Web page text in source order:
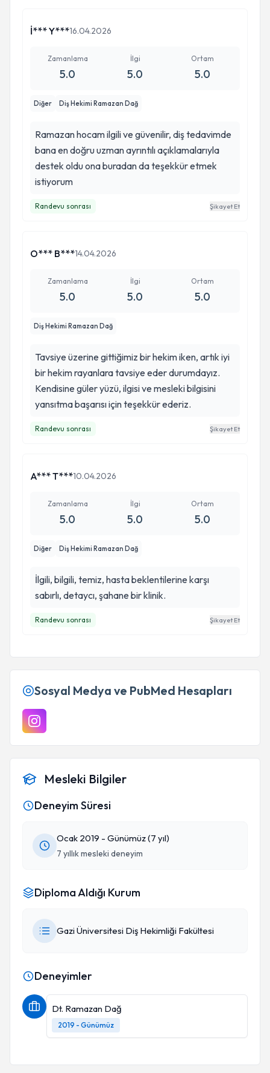
İ*** Y***16.04.2026
Zamanlama
5.0
İlgi
5.0
Ortam
5.0
Diğer Diş Hekimi Ramazan Dağ
Ramazan hocam ilgili ve güvenilir, diş tedavimde
bana en doğru uzman ayrıntılı açıklamalarıyla
destek oldu ona buradan da teşekkür etmek
istiyorum
Randevu sonrası Şikayet Et
O*** B***14.04.2026
Zamanlama
5.0
İlgi
5.0
Ortam
5.0
Diş Hekimi Ramazan Dağ
Tavsiye üzerine gittiğimiz bir hekim iken, artık iyi
bir hekim rayanlara tavsiye eder durumdayız.
Kendisine güler yüzü, ilgisi ve mesleki bilgisini
yansıtma başarısı için teşekkür ederiz.
Randevu sonrası Şikayet Et
A*** T***10.04.2026
Zamanlama
5.0
İlgi
5.0
Ortam
5.0
Diğer Diş Hekimi Ramazan Dağ
İlgili, bilgili, temiz, hasta beklentilerine karşı
sabırlı, detaycı, şahane bir klinik.
Randevu sonrası Şikayet Et
Sosyal Medya ve PubMed Hesapları
Mesleki Bilgiler
Deneyim Süresi
Ocak 2019 - Günümüz (7 yıl)
7 yıllık mesleki deneyim
Diploma Aldığı Kurum
Gazi Üniversitesi Diş Hekimliği Fakültesi
Deneyimler
Dt. Ramazan Dağ
2019 - Günümüz